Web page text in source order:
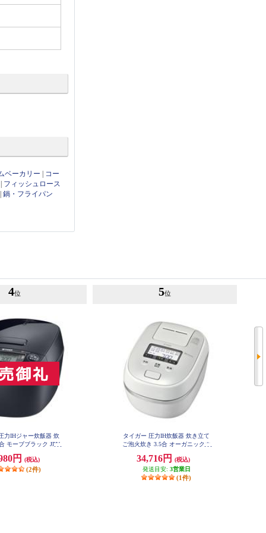
ベーカリー
コー
フィッシュロース
鍋・フライパン
4位
力IHジャー炊飯器 炊
モーブブラック JPV-
円 (税込)
(2件)
5位
タイガー 圧力IH炊飯器 炊き立て
ご泡火炊き 3.5合 オーガニックホ
34,716円
(税込)
発送目安: 3営業日
(1件)